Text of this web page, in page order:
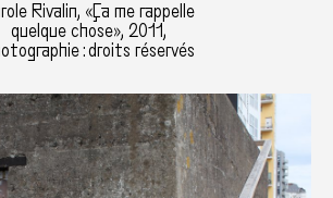
Rivalin, «Ça me rappelle
quelque chose», 2011,
: droits réservés